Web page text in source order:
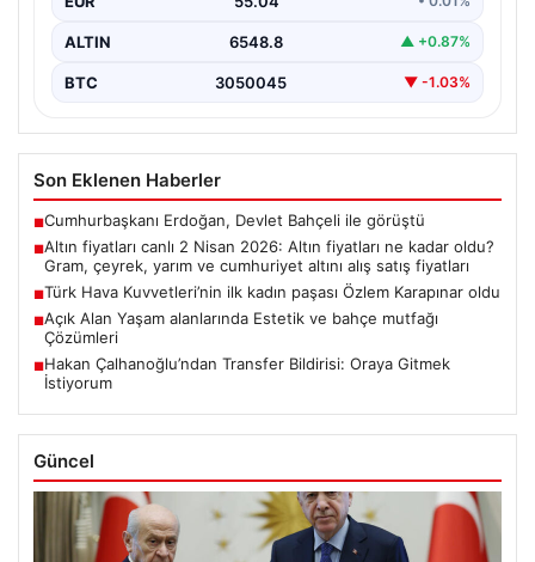
ALTIN 6548.8 ▲ +0.87%
BTC 3050045 ▼ -1.03%
Son Eklenen Haberler
■Cumhurbaşkanı Erdoğan, Devlet Bahçeli ile görüştü
■Altın fiyatları canlı 2 Nisan 2026: Altın fiyatları ne kadar oldu?
Gram, çeyrek, yarım ve cumhuriyet altını alış satış fiyatları
■Türk Hava Kuvvetleri’nin ilk kadın paşası Özlem Karapınar oldu
■Açık Alan Yaşam alanlarında Estetik ve bahçe mutfağı
Çözümleri
■Hakan Çalhanoğlu’ndan Transfer Bildirisi: Oraya Gitmek
İstiyorum
Güncel